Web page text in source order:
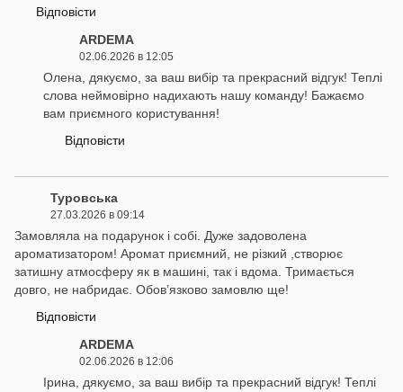
Відповісти
ARDEMA
02.06.2026 в 12:05
Олена, дякуємо, за ваш вибір та прекрасний відгук! Теплі
слова неймовірно надихають нашу команду! Бажаємо
вам приємного користування!
Відповісти
Туровська
27.03.2026 в 09:14
Замовляла на подарунок і собі. Дуже задоволена
ароматизатором! Аромат приємний, не різкий ,створює
затишну атмосферу як в машині, так і вдома. Тримається
довго, не набридає. Обов’язково замовлю ще!
Відповісти
ARDEMA
02.06.2026 в 12:06
Ірина, дякуємо, за ваш вибір та прекрасний відгук! Теплі